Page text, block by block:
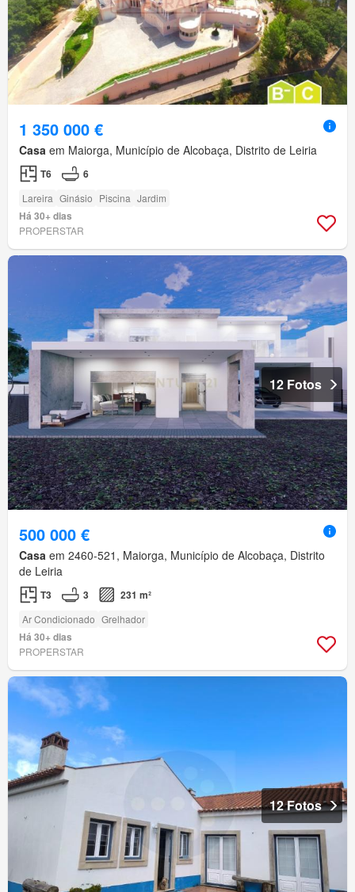
1 350 000 €
Casa em Maiorga, Município de Alcobaça, Distrito de Leiria
T6 6
Lareira Ginásio Piscina Jardim
Há 30+ dias
PROPERSTAR
12 Fotos
500 000 €
Casa em 2460-521, Maiorga, Município de Alcobaça, Distrito
de Leiria
T3 3 231 m²
Ar Condicionado Grelhador
Há 30+ dias
PROPERSTAR
12 Fotos